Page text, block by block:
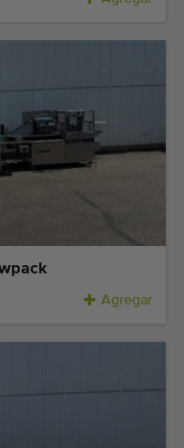
Agregar